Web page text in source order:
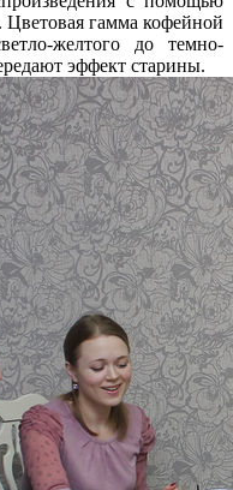
Цветовая гамма кофейной
желтого до темно-
эффект старины.